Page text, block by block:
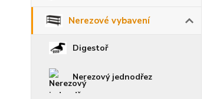
Nerezové vybavení
Digestoř
Nerezový jednodřez